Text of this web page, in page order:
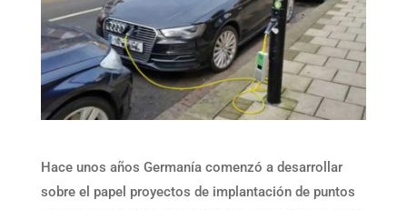
Hace unos años Germanía comenzó a desarrollar
sobre el papel proyectos de implantación de puntos